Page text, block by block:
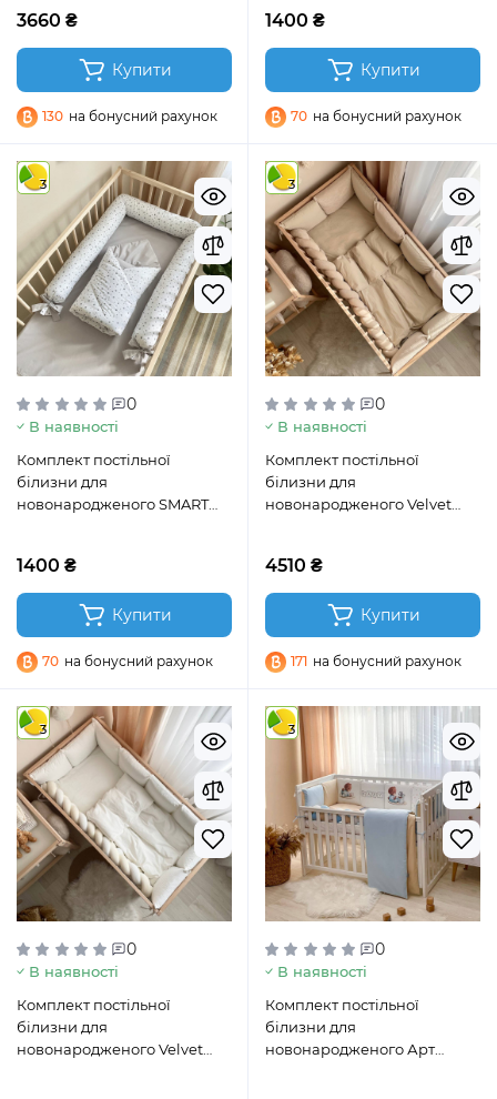
3660 ₴
Купити
130 на бонусний рахунок
1400 ₴
Купити
70 на бонусний рахунок
3
0
В наявності
Комплект постільної
білизни для
новонародженого SMART
1400 ₴
Купити
70 на бонусний рахунок
3
0
В наявності
Комплект постільної
білизни для
новонародженого Velvet
4510 ₴
Купити
171 на бонусний рахунок
3
0
В наявності
Комплект постільної
білизни для
новонародженого Velvet
3
0
В наявності
Комплект постільної
білизни для
новонародженого Арт